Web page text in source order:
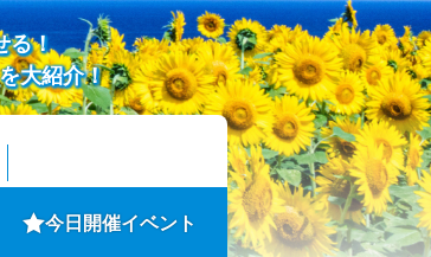
る！
大紹介！
今日開催イベント